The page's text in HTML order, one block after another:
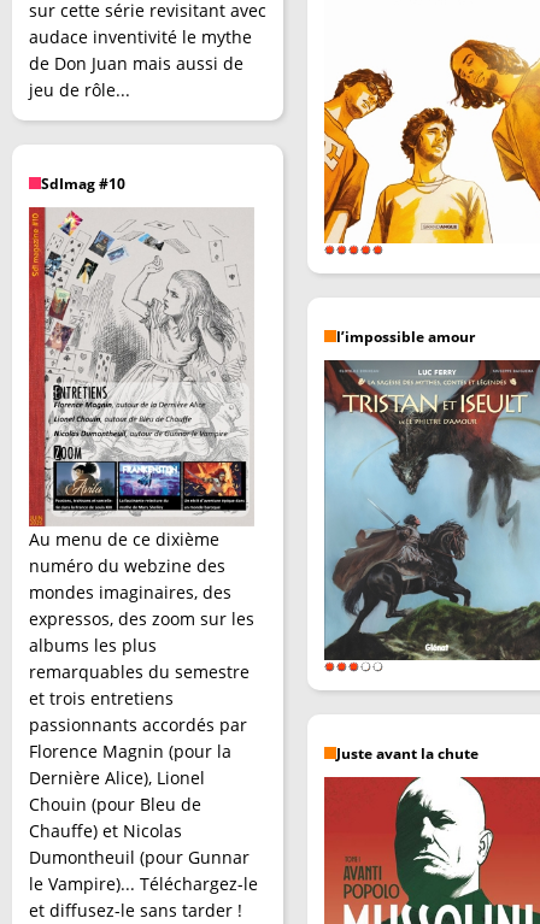
sur cette série revisitant avec
audace inventivité le mythe
de Don Juan mais aussi de
jeu de rôle...
SdImag #10
Au menu de ce dixième
numéro du webzine des
mondes imaginaires, des
expressos, des zoom sur les
albums les plus
remarquables du semestre
et trois entretiens
passionnants accordés par
Florence Magnin (pour la
Dernière Alice), Lionel
Chouin (pour Bleu de
Chauffe) et Nicolas
Dumontheuil (pour Gunnar
le Vampire)... Téléchargez-le
et diffusez-le sans tarder !
l’impossible amour
Juste avant la chute